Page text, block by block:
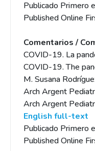
Publicado
Published Online
Comentarios /
COVID-19. La
COVID-19. The
M. Susana
Arch Argent
Arch Argent
English full-text
Publicado
Published Online